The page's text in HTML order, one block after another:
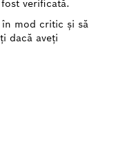
verificată.
în mod critic și să
dacă aveți